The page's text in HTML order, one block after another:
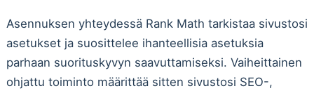
Asennuksen yhteydessä Rank Math tarkistaa sivustosi
asetukset ja suosittelee ihanteellisia asetuksia
parhaan suorituskyvyn saavuttamiseksi. Vaiheittainen
ohjattu toiminto määrittää sitten sivustosi SEO-,